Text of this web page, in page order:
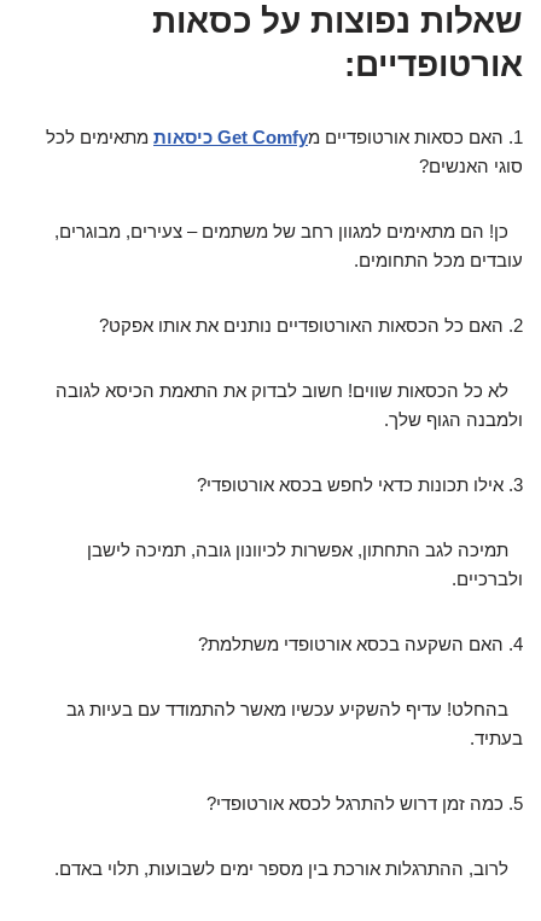
שאלות נפוצות על כסאות
אורטופדיים:
1. האם כסאות אורטופדיים מ Get Comfy כיסאות
מתאימים לכל
סוגי האנשים?
כן! הם מתאימים למגוון רחב של משתמים – צעירים, מבוגרים,
עובדים מכל התחומים.
2. האם כל הכסאות האורטופדיים נותנים את אותו אפקט?
לא כל הכסאות שווים! חשוב לבדוק את התאמת הכיסא לגובה
ולמבנה הגוף שלך.
3. אילו תכונות כדאי לחפש בכסא אורטופדי?
תמיכה לגב התחתון, אפשרות לכיוונון גובה, תמיכה לישבן
ולברכיים.
4. האם השקעה בכסא אורטופדי משתלמת?
בהחלט! עדיף להשקיע עכשיו מאשר להתמודד עם בעיות גב
בעתיד.
5. כמה זמן דרוש להתרגל לכסא אורטופדי?
לרוב, ההתרגלות אורכת בין מספר ימים לשבועות, תלוי באדם.